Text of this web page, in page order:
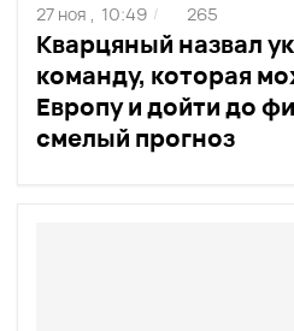
Кварцяный назвал
команду, которая
Европу и дойти до
смелый прогноз
27 ноя , 10:49 / 265